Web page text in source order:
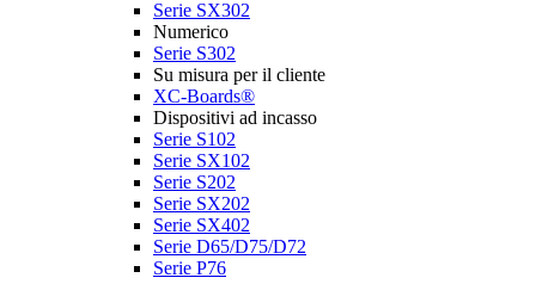
Serie SX302
Numerico
Serie S302
Su misura per il cliente
XC-Boards®
Dispositivi ad incasso
Serie S102
Serie SX102
Serie S202
Serie SX202
Serie SX402
Serie D65/D75/D72
Serie P76